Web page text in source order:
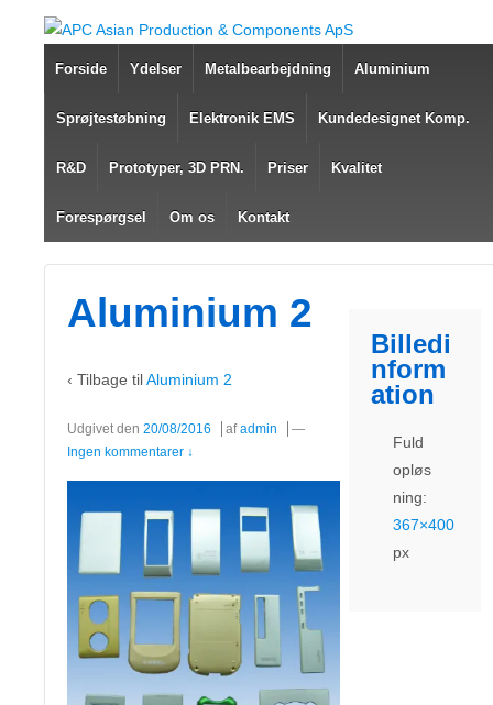
Forside Ydelser Metalbearbejdning Aluminium
Sprøjtestøbning Elektronik EMS Kundedesignet Komp.
R&D Prototyper, 3D PRN. Priser Kvalitet
Forespørgsel Om os Kontakt
Aluminium 2
‹ Tilbage tilAluminium 2
Udgivet den 20/08/2016 afadmin
—
Ingen kommentarer ↓
Billedi
nform
ation
Fuld
opløs
ning:
367×400
px